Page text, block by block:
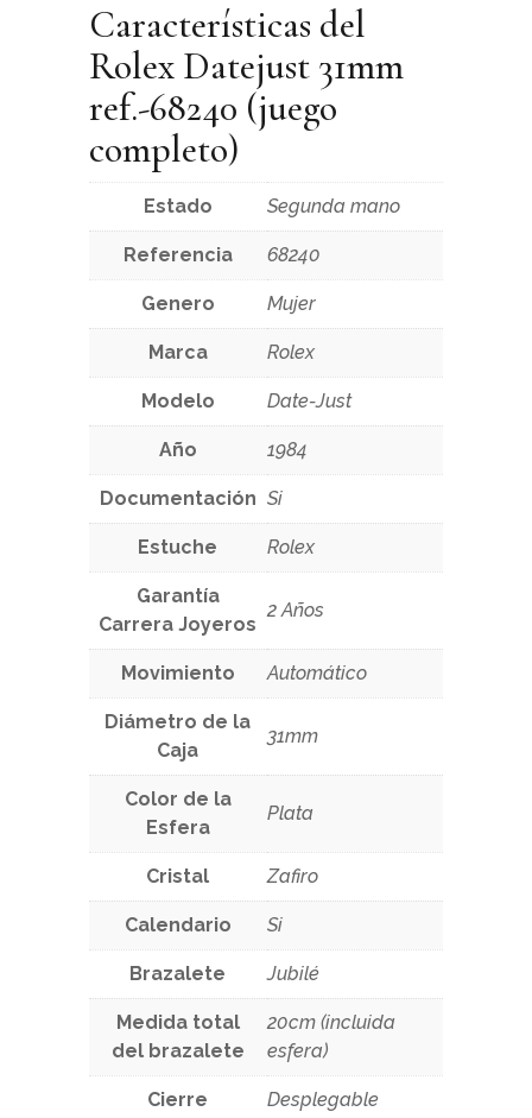
Características del
Rolex Datejust 31mm
ref.-68240 (juego
completo)
Estado Segunda mano
Referencia 68240
Genero Mujer
Marca Rolex
Modelo Date-Just
Año 1984
Documentación Si
Estuche Rolex
Garantía
Carrera Joyeros
2 Años
Movimiento Automático
Diámetro de la
Caja
31mm
Color de la
Esfera
Plata
Cristal Zafiro
Calendario Si
Brazalete Jubilé
Medida total
del brazalete
20cm (incluida
esfera)
Cierre Desplegable